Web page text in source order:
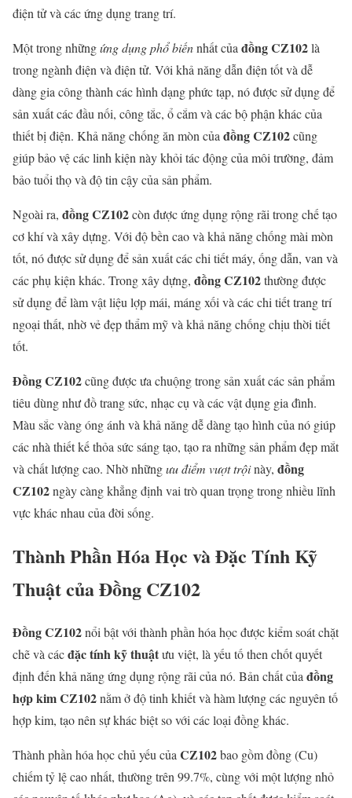
điện tử và các ứng dụng trang trí.
Một trong nhữngứng dụng phổ biếnnhất của đồng CZ102là
trong ngành điện và điện tử. Với khả năng dẫn điện tốt và dễ
dàng gia công thành các hình dạng phức tạp, nó được sử dụng để
sản xuất các đầu nối, công tắc, ổ cắm và các bộ phận khác của
thiết bị điện. Khả năng chống ăn mòn của đồng CZ102cũng
giúp bảo vệ các linh kiện này khỏi tác động của môi trường, đảm
bảo tuổi thọ và độ tin cậy của sản phẩm.
Ngoài ra, đồng CZ102còn được ứng dụng rộng rãi trong chế tạo
cơ khí và xây dựng. Với độ bền cao và khả năng chống mài mòn
tốt, nó được sử dụng để sản xuất các chi tiết máy, ống dẫn, van và
các phụ kiện khác. Trong xây dựng, đồng CZ102thường được
sử dụng để làm vật liệu lợp mái, máng xối và các chi tiết trang trí
ngoại thất, nhờ vẻ đẹp thẩm mỹ và khả năng chống chịu thời tiết
tốt.
Đồng CZ102cũng được ưa chuộng trong sản xuất các sản phẩm
tiêu dùng như đồ trang sức, nhạc cụ và các vật dụng gia đình.
Màu sắc vàng óng ánh và khả năng dễ dàng tạo hình của nó giúp
các nhà thiết kế thỏa sức sáng tạo, tạo ra những sản phẩm đẹp mắt
và chất lượng cao. Nhờ nhữngưu điểm vượt trộinày, đồng
CZ102ngày càng khẳng định vai trò quan trọng trong nhiều lĩnh
vực khác nhau của đời sống.
Thành Phần Hóa Học và Đặc Tính Kỹ
Thuật củaĐồng CZ102
Đồng CZ102nổi bật với thành phần hóa học được kiểm soát chặt
chẽ và cácđặc tính kỹ thuậtưu việt, là yếu tố then chốt quyết
định đến khả năng ứng dụng rộng rãi của nó. Bản chất của đồng
hợp kim CZ102nằm ở độ tinh khiết và hàm lượng các nguyên tố
hợp kim, tạo nên sự khác biệt so với các loại đồng khác.
Thành phần hóa học chủ yếu của CZ102bao gồm đồng (Cu)
chiếm tỷ lệ cao nhất, thường trên 99.7%, cùng với một lượng nhỏ